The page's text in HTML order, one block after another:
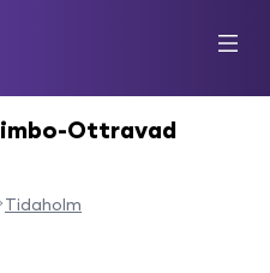
Ottravad
Tidaholm